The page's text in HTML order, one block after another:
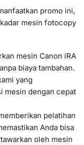
promo ini,
mesin fotocopy
mesin Canon iRA
biaya tambahan.
yang
mesin dengan cepat
pelatihan
Anda bisa
oleh mesin